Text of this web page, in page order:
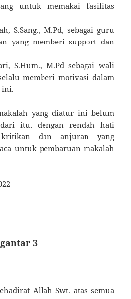
untuk memakai fasilitas
S.Sang., M.Pd, sebagai guru
yang memberi support dan
S.Hum., M.Pd sebagai wali
memberi motivasi dalam
ini.
yang diatur ini belum
itu, dengan rendah hati
dan anjuran yang
untuk pembaruan makalah
3
Allah Swt. atas semua